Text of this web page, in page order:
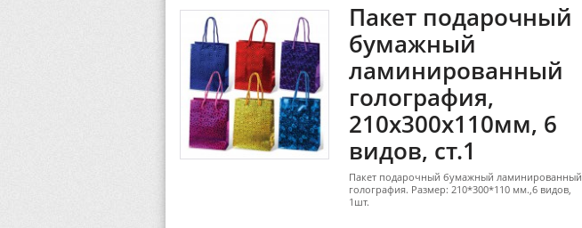
Пакет подарочный
бумажный
ламинированный
голография,
210х300х110мм, 6
видов, ст.1
Пакет подарочный бумажный ламинированный
голография. Размер: 210*300*110 мм.,6 видов,
1шт.